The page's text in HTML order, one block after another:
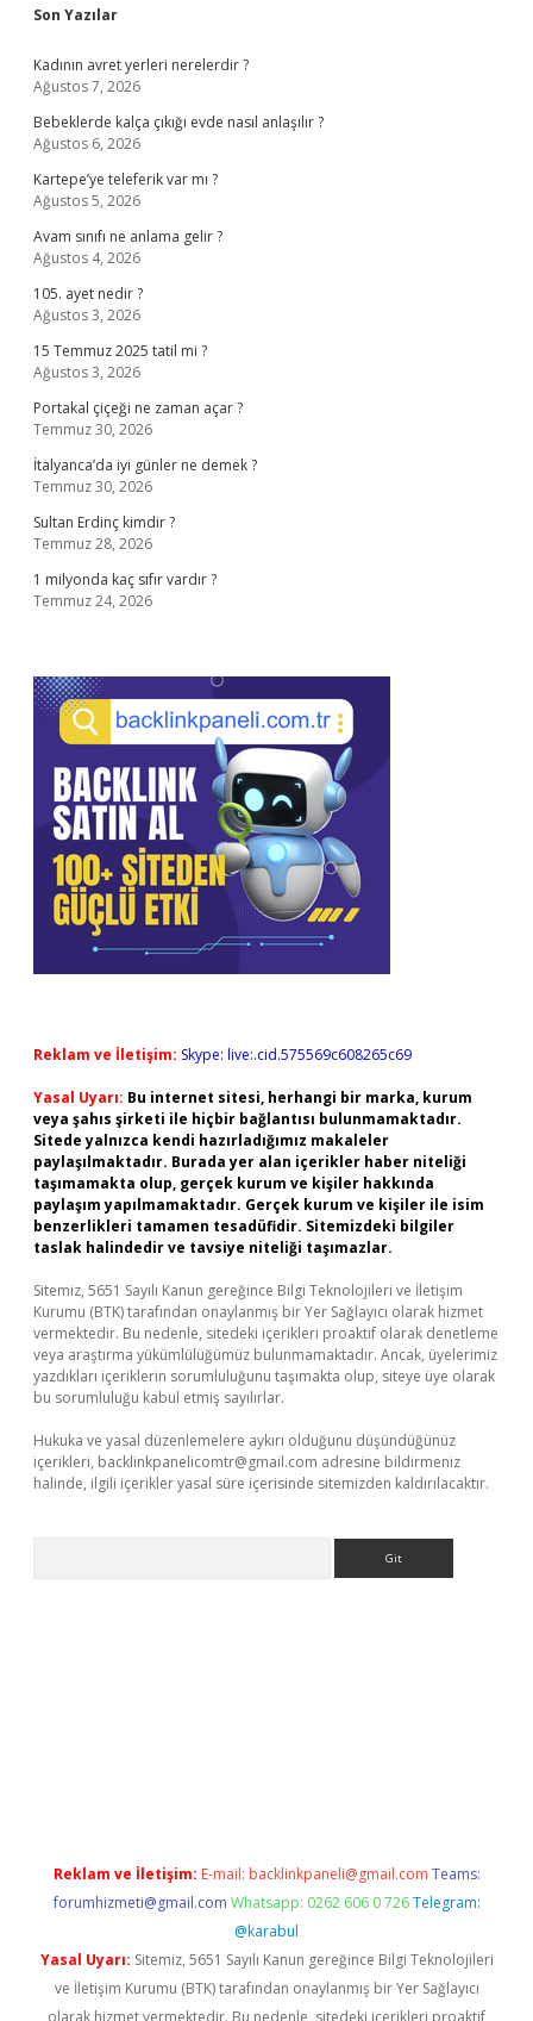
Sidebar
Son Yazılar
Kadının avret yerleri nerelerdir ?
Ağustos 7, 2026
Bebeklerde kalça çıkığı evde nasıl anlaşılır ?
Ağustos 6, 2026
Kartepe’ye teleferik var mı ?
Ağustos 5, 2026
Avam sınıfı ne anlama gelir ?
Ağustos 4, 2026
105. ayet nedir ?
Ağustos 3, 2026
15 Temmuz 2025 tatil mi ?
Ağustos 3, 2026
Portakal çiçeği ne zaman açar ?
Temmuz 30, 2026
İtalyanca’da iyi günler ne demek ?
Temmuz 30, 2026
Sultan Erdinç kimdir ?
Temmuz 28, 2026
1 milyonda kaç sıfır vardır ?
Temmuz 24, 2026
Reklam ve İletişim: Skype: live:.cid.575569c608265c69
Yasal Uyarı: Bu internet sitesi, herhangi bir marka, kurum
veya şahıs şirketi ile hiçbir bağlantısı bulunmamaktadır.
Sitede yalnızca kendi hazırladığımız makaleler
paylaşılmaktadır. Burada yer alan içerikler haber niteliği
taşımamakta olup, gerçek kurum ve kişiler hakkında
paylaşım yapılmamaktadır. Gerçek kurum ve kişiler ile isim
benzerlikleri tamamen tesadüfidir. Sitemizdeki bilgiler
taslak halindedir ve tavsiye niteliği taşımazlar.
Sitemiz, 5651 Sayılı Kanun gereğince Bilgi Teknolojileri ve İletişim
Kurumu (BTK) tarafından onaylanmış bir Yer Sağlayıcı olarak hizmet
vermektedir. Bu nedenle, sitedeki içerikleri proaktif olarak denetleme
veya araştırma yükümlülüğümüz bulunmamaktadır. Ancak, üyelerimiz
yazdıkları içeriklerin sorumluluğunu taşımakta olup, siteye üye olarak
bu sorumluluğu kabul etmiş sayılırlar.
Hukuka ve yasal düzenlemelere aykırı olduğunu düşündüğünüz
içerikleri, backlinkpanelicomtr@gmail.com adresine bildirmeniz
halinde, ilgili içerikler yasal süre içerisinde sitemizden kaldırılacaktır.
Reklam ve İletişim: E-mail: backlinkpaneli@gmail.com Teams:
forumhizmeti@gmail.com Whatsapp: 0262 606 0 726 Telegram:
@karabul
Yasal Uyarı: Sitemiz, 5651 Sayılı Kanun gereğince Bilgi Teknolojileri
ve İletişim Kurumu (BTK) tarafından onaylanmış bir Yer Sağlayıcı
olarak hizmet vermektedir. Bu nedenle, sitedeki içerikleri proaktif